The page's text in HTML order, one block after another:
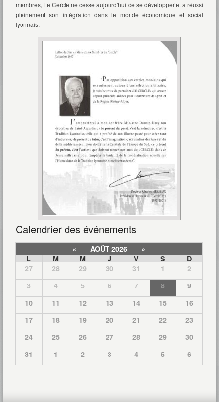
membres, Le Cercle ne cesse aujourd'hui de se développer et a réussi
pleinement son intégration dans le monde économique et social
lyonnais.
Calendrier des événements
« AOÛT 2026
»
L
M M J V S
D
27
28 29 30 31 1
2
3
4 5 6 7 8
9
10
11 12 13 14 15
16
17
18 19 20 21 22
23
24
25 26 27 28 29
30
31
1 2 3 4 5 6